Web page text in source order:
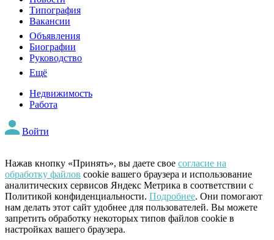
Типография
Вакансии
Объявления
Биографии
Руководство
Ещё
Недвижимость
Работа
Войти
Нажав кнопку «Принять», вы даете свое согласие на
обработку файлов cookie вашего браузера и использование
аналитических сервисов Яндекс Метрика в соответствии с
Политикой конфиденциальности. Подробнее. Они помогают
нам делать этот сайт удобнее для пользователей. Вы можете
запретить обработку некоторых типов файлов cookie в
настройках вашего браузера.